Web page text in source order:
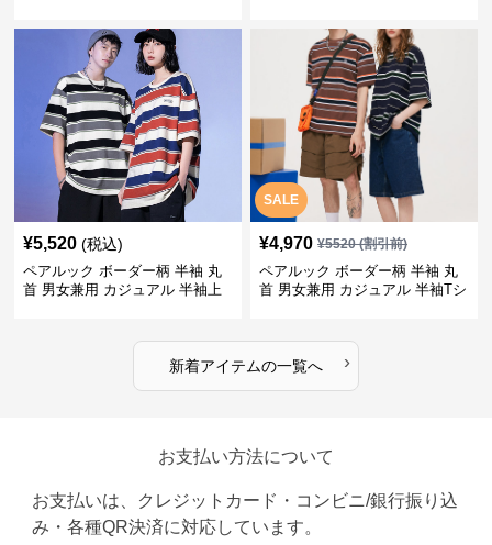
¥5,520 (税込)
ペアルック ボーダー柄 半袖 丸
首 男女兼用 カジュアル 半袖上
SALE
¥4,970 ¥5520(割引前)
ペアルック ボーダー柄 半袖 丸
首 男女兼用 カジュアル 半袖Tシ
新着アイテムの一覧へ ›
お支払い方法について
お支払いは、クレジットカード・コンビニ/銀行振り込
み・各種QR決済に対応しています。